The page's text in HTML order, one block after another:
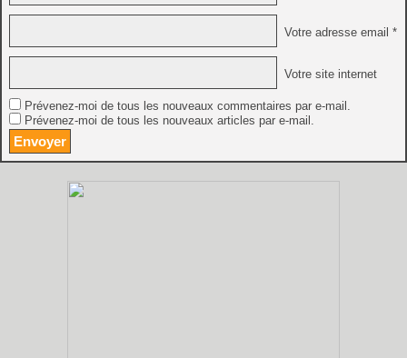
Votre adresse email *
Votre site internet
Prévenez-moi de tous les nouveaux commentaires par e-mail.
Prévenez-moi de tous les nouveaux articles par e-mail.